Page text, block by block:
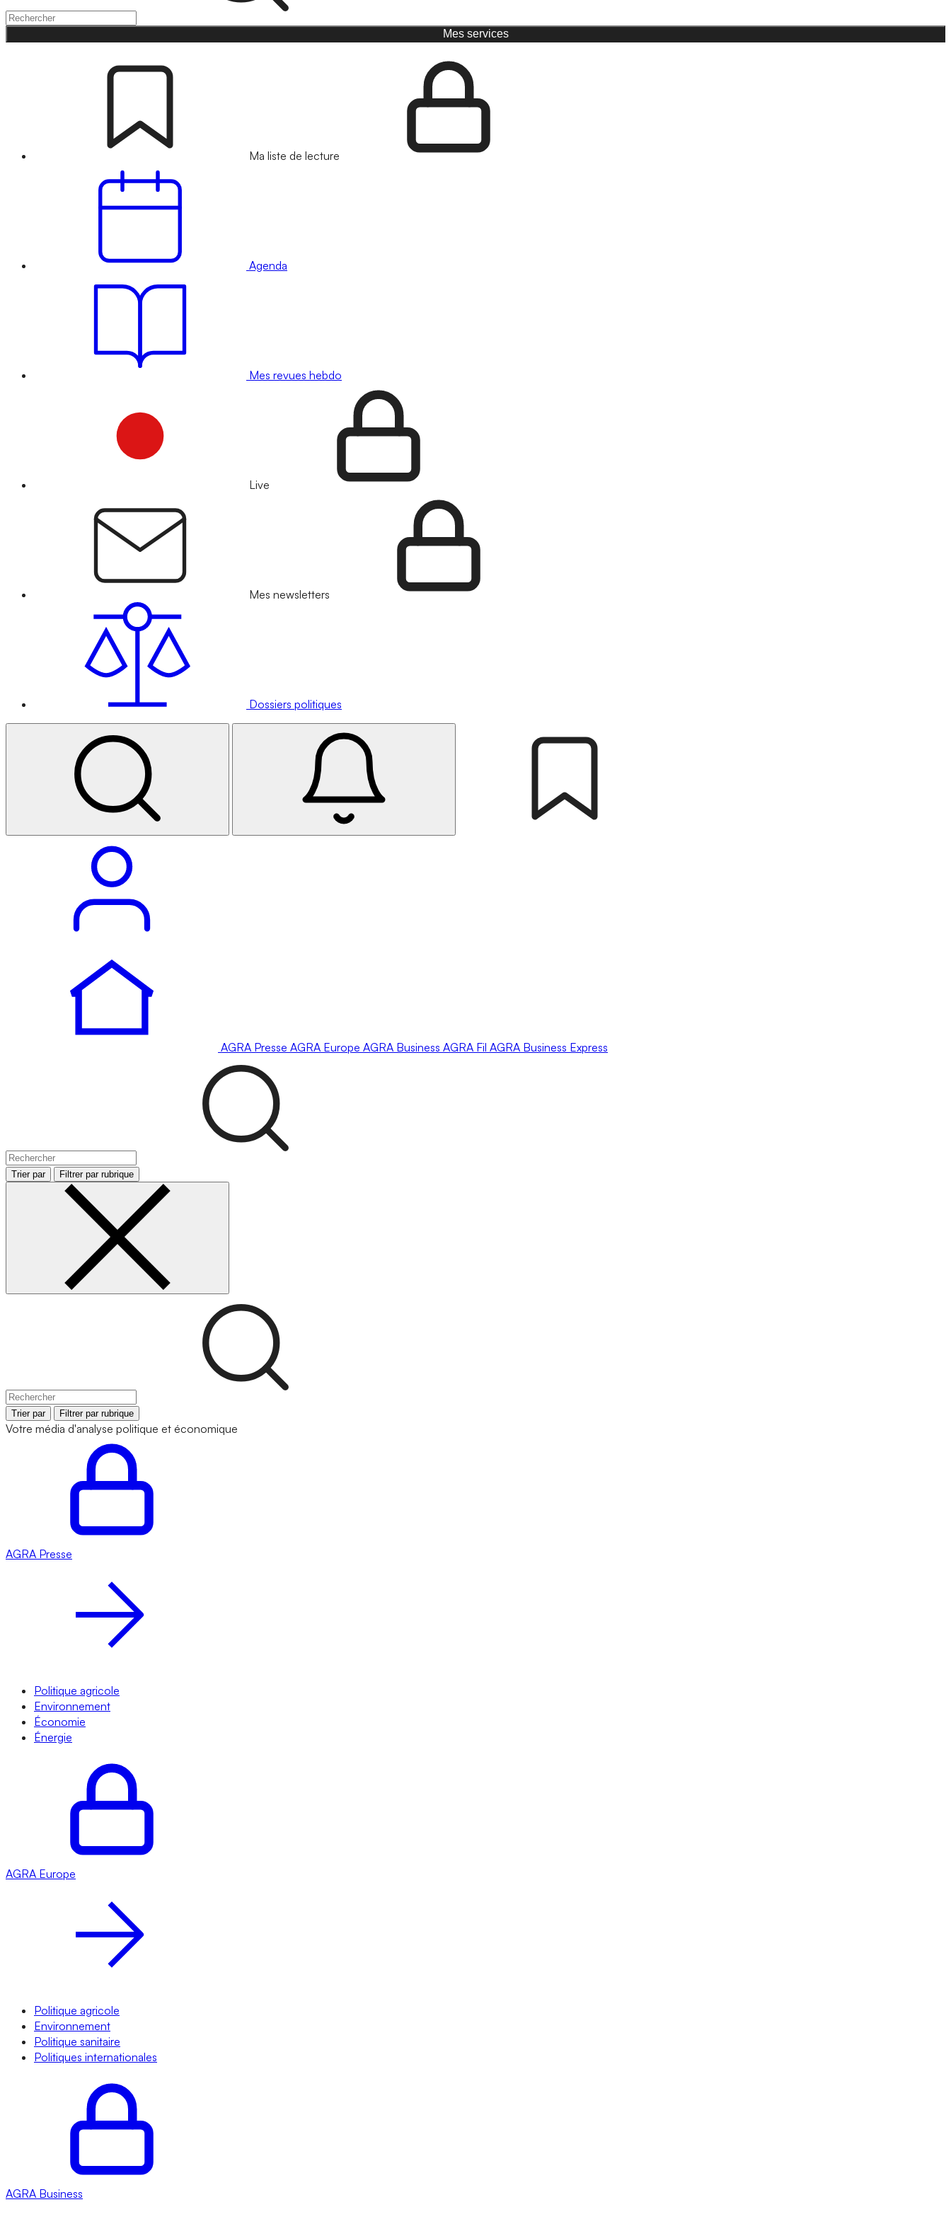
Mes services
Ma liste de lecture
Agenda
Mes revues hebdo
Live
Mes newsletters
Dossiers politiques
AGRA Presse AGRA Europe AGRA Business AGRA Fil AGRA Business Express
Trier par Filtrer par rubrique
Trier par Filtrer par rubrique
Votre média d'analyse politique et économique
AGRA Presse
Politique agricole
Environnement
Économie
Énergie
AGRA Europe
Politique agricole
Environnement
Politique sanitaire
Politiques internationales
AGRA Business